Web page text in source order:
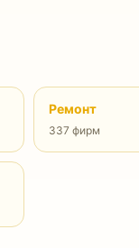
Ремонт
337 фирм